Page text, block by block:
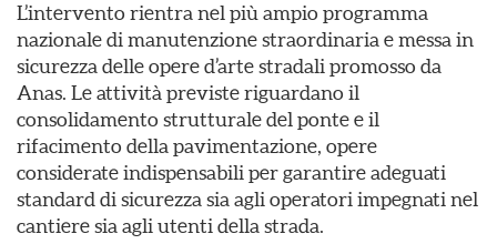
L’intervento rientra nel più ampio programma
nazionale di manutenzione straordinaria e messa in
sicurezza delle opere d’arte stradali promosso da
Anas. Le attività previste riguardano il
consolidamento strutturale del ponte e il
rifacimento della pavimentazione, opere
considerate indispensabili per garantire adeguati
standard di sicurezza sia agli operatori impegnati nel
cantiere sia agli utenti della strada.